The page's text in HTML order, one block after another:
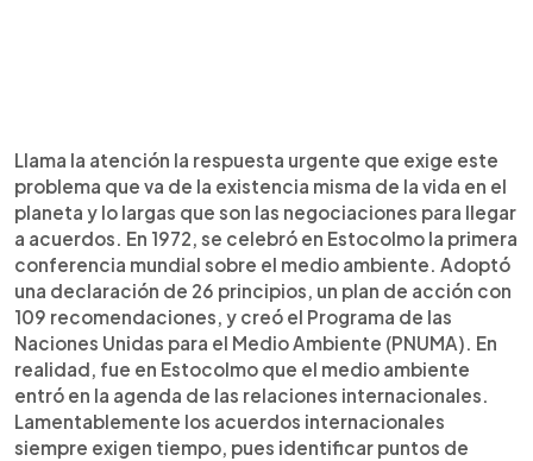
Llama la atención la respuesta urgente que exige este
problema que va de la existencia misma de la vida en el
planeta y lo largas que son las negociaciones para llegar
a acuerdos. En 1972, se celebró en Estocolmo la primera
conferencia mundial sobre el medio ambiente. Adoptó
una declaración de 26 principios, un plan de acción con
109 recomendaciones, y creó el Programa de las
Naciones Unidas para el Medio Ambiente (PNUMA). En
realidad, fue en Estocolmo que el medio ambiente
entró en la agenda de las relaciones internacionales.
Lamentablemente los acuerdos internacionales
siempre exigen tiempo, pues identificar puntos de